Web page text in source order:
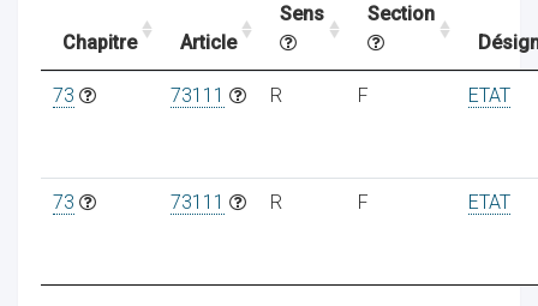
Chapitre Article
Sens
Section
73 73111 R F ETAT
73 73111 R F ETAT